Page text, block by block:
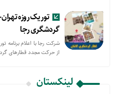
تور یک روزه
گردشگری رجا
شرکت رجا با اعلام برنامه
از حركت مجدد قطارهای
لینکستان